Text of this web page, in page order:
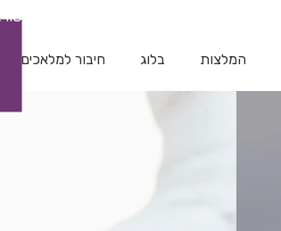
לשיחת
המלצות בלוג חיבור למלאכים